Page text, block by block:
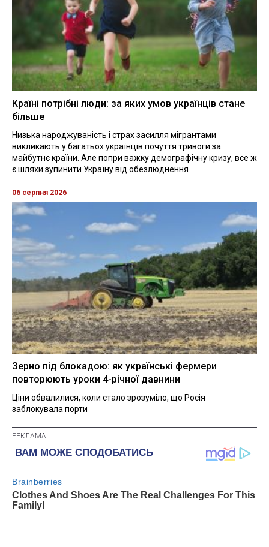
Країні потрібні люди: за яких умов українців стане
більше
Низька народжуваність і страх засилля мігрантами
викликають у багатьох українців почуття тривоги за
майбутнє країни. Але попри важку демографічну кризу, все ж
є шляхи зупинити Україну від обезлюднення
06 серпня 2026
Зерно під блокадою: як українські фермери
повторюють уроки 4-річної давнини
Ціни обвалилися, коли стало зрозуміло, що Росія
заблокувала порти